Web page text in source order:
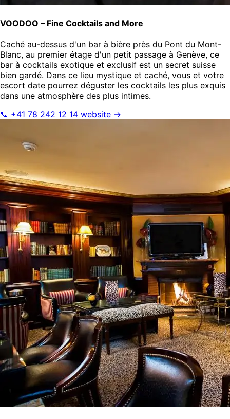
VOODOO – Fine Cocktails and More
Caché au-dessus d'un bar à bière près du Pont du Mont-
Blanc, au premier étage d'un petit passage à Genève, ce
bar à cocktails exotique et exclusif est un secret suisse
bien gardé. Dans ce lieu mystique et caché, vous et votre
escort date pourrez déguster les cocktails les plus exquis
dans une atmosphère des plus intimes.
📞 +41 78 242 12 14 website →